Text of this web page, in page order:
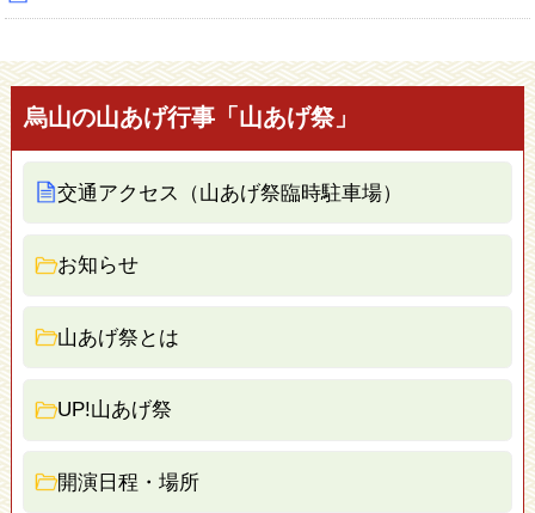
烏山の山あげ行事「山あげ祭」
交通アクセス（山あげ祭臨時駐車場）
お知らせ
山あげ祭とは
UP!山あげ祭
開演日程・場所